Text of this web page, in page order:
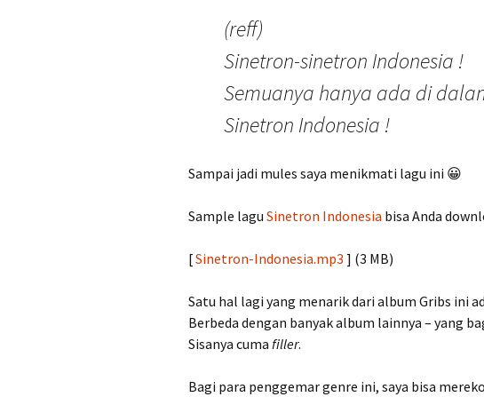
(reff)
Sinetron-sinetron Indonesia !
Semuanya hanya ada di
Sinetron Indonesia !
Sampai jadi mules saya menikmati lagu ini 😀
Sample lagu Sinetron Indonesia bisa Anda
[Sinetron-Indonesia.mp3 ] (3 MB)
Satu hal lagi yang menarik dari album Gribs ini
Berbeda dengan banyak album lainnya – yang
Sisanya cuma filler.
Bagi para penggemar genre ini, saya bisa